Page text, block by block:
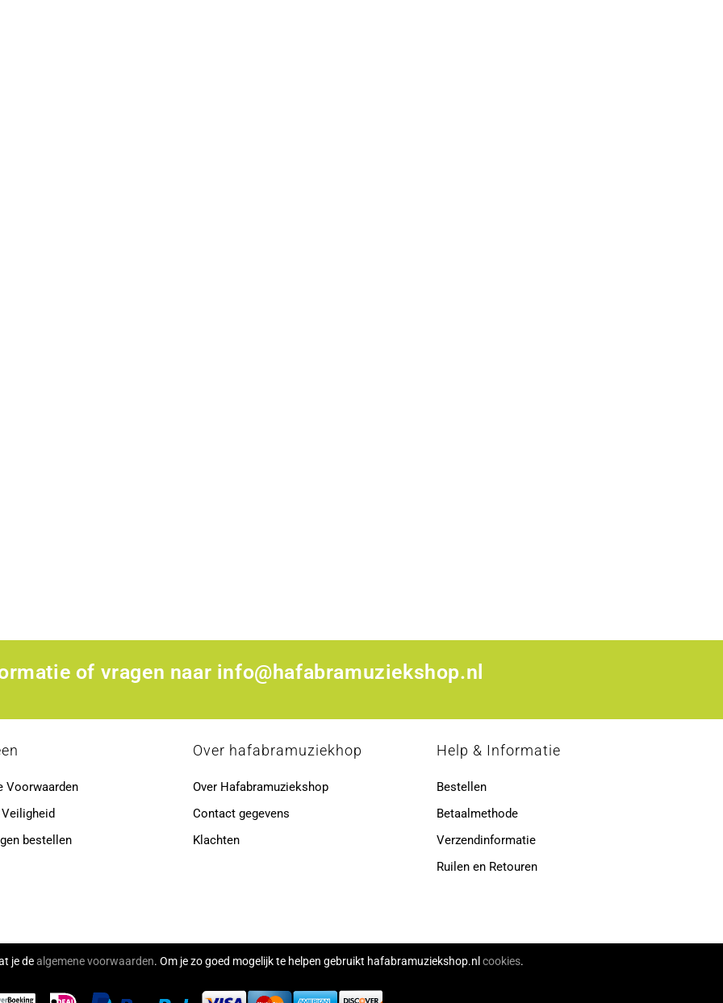
of vragen naar info@hafabramuziekshop.nl
Voorwaarden
bestellen
Over hafabramuziekhop
Over Hafabramuziekshop
Contact gegevens
Klachten
Help & Informatie
Bestellen
Betaalmethode
Verzendinformatie
Ruilen en Retouren
je dealgemene voorwaarden. Om je zo goed mogelijk te helpen gebruikt hafabramuziekshop.nl cookies.